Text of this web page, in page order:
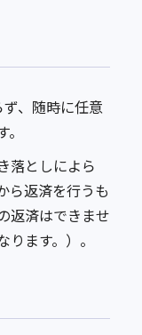
、随時に任意
落としによら
ら返済を行うも
返済はできませ
ます。）。